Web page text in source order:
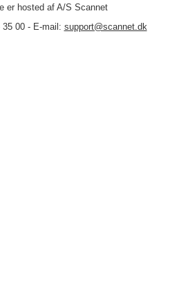
er hosted af A/S Scannet
35 00 - E-mail: support@scannet.dk